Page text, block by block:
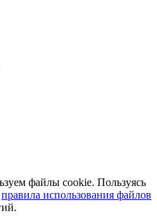
файлы cookie. Пользуясь
правила использования файлов